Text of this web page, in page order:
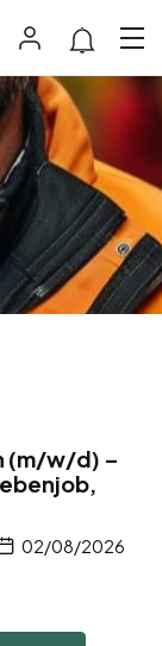
(m/w/d) –
02/08/2026